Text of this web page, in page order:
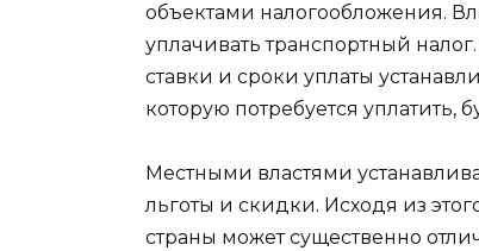
объектами налогообложения.
уплачивать транспортный
ставки и сроки уплаты
которую потребуется уплатить,
Местными властями
льготы и скидки. Исходя из
страны может существенно